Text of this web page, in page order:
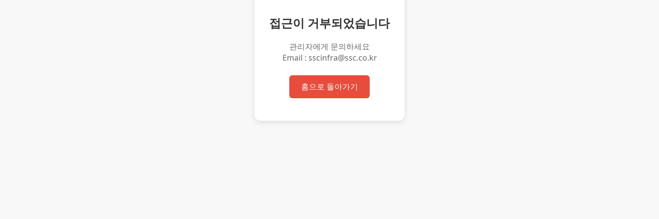
접근이 거부되었습니다
관리자에게 문의하세요
Email : sscinfra@ssc.co.kr
홈으로 돌아가기